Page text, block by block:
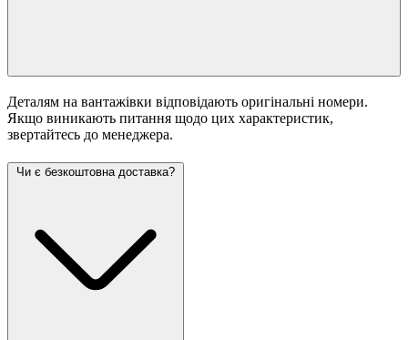
Деталям на вантажівки відповідають оригінальні номери.
Якщо виникають питання щодо цих характеристик,
звертайтесь до менеджера.
Чи є безкоштовна доставка?